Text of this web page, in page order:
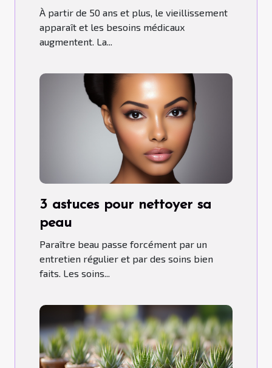
À partir de 50 ans et plus, le vieillissement
apparaît et les besoins médicaux
augmentent. La...
3 astuces pour nettoyer sa
peau
Paraître beau passe forcément par un
entretien régulier et par des soins bien
faits. Les soins...